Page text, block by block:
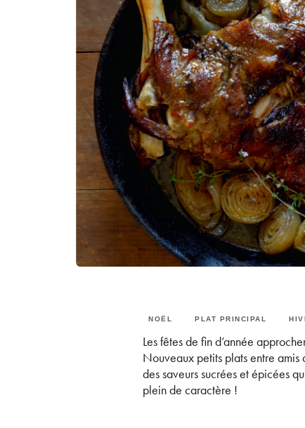
NOËL PLAT PRINCIPAL
Les fêtes de fin d’année
Nouveaux petits plats entre
des saveurs sucrées et épicées
plein de caractère !